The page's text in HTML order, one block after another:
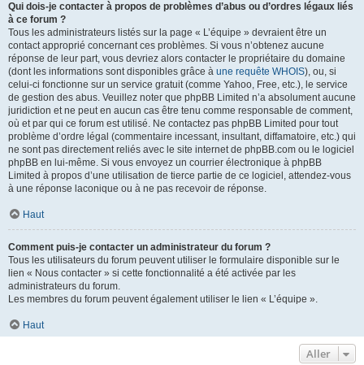
Qui dois-je contacter à propos de problèmes d’abus ou d’ordres légaux liés
à ce forum ?
Tous les administrateurs listés sur la page « L’équipe » devraient être un
contact approprié concernant ces problèmes. Si vous n’obtenez aucune
réponse de leur part, vous devriez alors contacter le propriétaire du domaine
(dont les informations sont disponibles grâce à une requête WHOIS), ou, si
celui-ci fonctionne sur un service gratuit (comme Yahoo, Free, etc.), le service
de gestion des abus. Veuillez noter que phpBB Limited n’a absolument aucune
juridiction et ne peut en aucun cas être tenu comme responsable de comment,
où et par qui ce forum est utilisé. Ne contactez pas phpBB Limited pour tout
problème d’ordre légal (commentaire incessant, insultant, diffamatoire, etc.) qui
ne sont pas directement reliés avec le site internet de phpBB.com ou le logiciel
phpBB en lui-même. Si vous envoyez un courrier électronique à phpBB
Limited à propos d’une utilisation de tierce partie de ce logiciel, attendez-vous
à une réponse laconique ou à ne pas recevoir de réponse.
Haut
Comment puis-je contacter un administrateur du forum ?
Tous les utilisateurs du forum peuvent utiliser le formulaire disponible sur le
lien « Nous contacter » si cette fonctionnalité a été activée par les
administrateurs du forum.
Les membres du forum peuvent également utiliser le lien « L’équipe ».
Haut
Aller